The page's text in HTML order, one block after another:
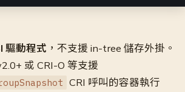
驅動程式 ，不支援 in-tree 儲存外掛。
或 CRI-O 等支援
CRI 呼叫的容器執行